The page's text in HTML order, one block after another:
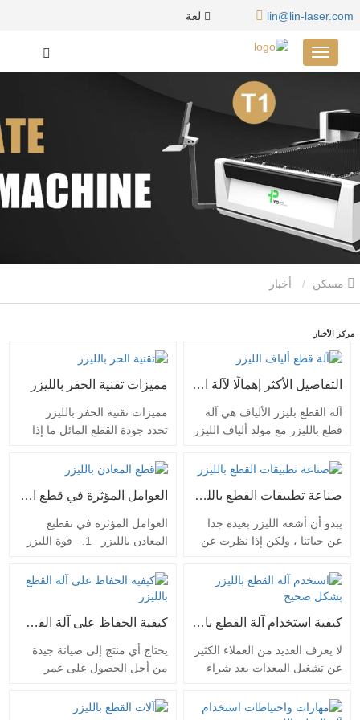
lin@lin-laser.com لغة
مركز الأخبار
مميزات تقنية الحفر بالليزر
مميزات تقنية الحفر بالليزر
تحدد جودة القطع المائل ما إذا
العمل بإحكام. يتم تصنيع الحواف
عن طريق الدوران والتخطيط
والطحن والطحن وغيرها من
الطرق. تحتوي قطعة العمل
علامات قطع عميقة وتشوه
حراري كبير وفجوة كبيرة وزاوية
قوس…
التفاصيل الأكثر إهمالًا لآلة القطع بليزر الألياف
آلة القطع بليزر الألياف هي آلة
قطع بالليزر مع مولد ألياف الليزر
ليزر ليفي جديد مطور دوليًا ، ينتج
يتم تجميعه على سطح قطعة
العمل ، بحيث يتم إذابة قطعة
العمل على الفور وتبخيرها
بواسطة بقعة التركيز فائقة
الدقة. ومع…
العوامل المؤثرة في قطع المعادن بالليزر
العوامل المؤثرة في تقطيع
المعادن بالليزر 1. قوة الليزر
لآلة القطع بالليزر الليفي بشكل
أساسي بقوة الليزر. القوى الأكثر
شيوعًا في السوق اليوم هي
1000 واط ، 2000 واط ، 3000
واط ، 4000 واط ، 6000 واط ،
8000 واط ، 12000 واط ،
40000 واط. يمكن…
صناعة تطبيقات القطع بالليزر
يبدو أن أشعة الليزر بعيدة جدا
عن حياتنا ، ولكن إذا نظرت عن
أشعة الليزر في كل مكان في
حياتنا ، حتى في كل مكان.
استخدام آلات القطع بالليزر هو
أيضا واسع جدا ، وخاصة في
التصنيع الصناعي. يعمل القطع
بالليزر بشكل لا تشوبه شائبة
صناعة معالجة الصفائح…
كيفية الحفاظ على آلة القطع بالليزر
يحتاج أي منتج إلى صيانة جيدة
من أجل الحصول على عمر
ذلك ، وهو أيضا محتوى الصيانة
كيفية استخدام آلة القطع بالليزر بشكل صحيح؟
لا يعرف العديد من العملاء الكثير
عن تشغيل المعدات بعد شراء
أنهم تلقوا تدريبا من الشركة